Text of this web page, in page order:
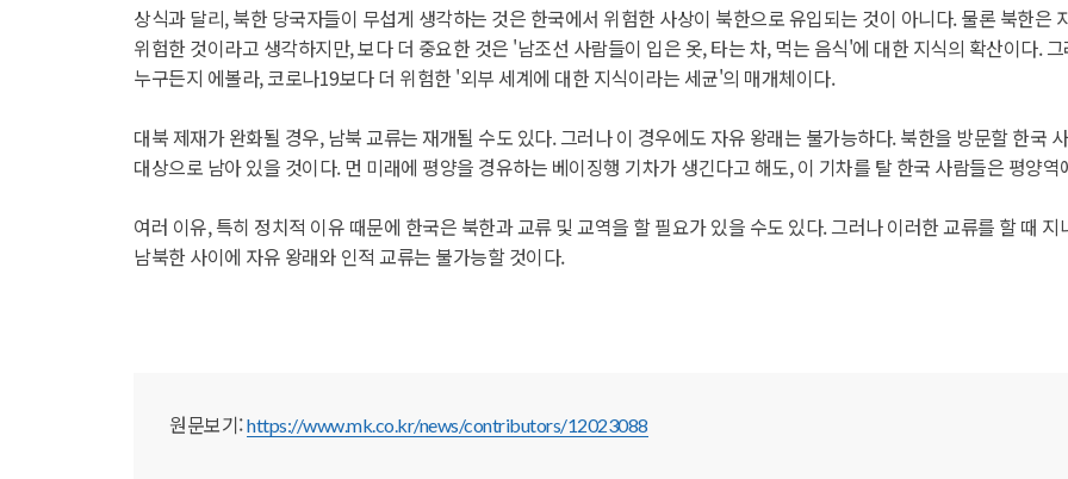
상식과 달리, 북한 당국자들이 무섭게 생각하는 것은 한국에서 위험한 사상이 북한으로 유입되는 것이 아니다. 물론 북한은
위험한 것이라고 생각하지만, 보다 더 중요한 것은 '남조선 사람들이 입은 옷, 타는 차, 먹는 음식'에 대한 지식의 확산이다.
누구든지 에볼라, 코로나19보다 더 위험한 '외부 세계에 대한 지식이라는 세균'의 매개체이다.
대북 제재가 완화될 경우, 남북 교류는 재개될 수도 있다. 그러나 이 경우에도 자유 왕래는 불가능하다. 북한을 방문할 한국
대상으로 남아 있을 것이다. 먼 미래에 평양을 경유하는 베이징행 기차가 생긴다고 해도, 이 기차를 탈 한국 사람들은 평양
여러 이유, 특히 정치적 이유 때문에 한국은 북한과 교류 및 교역을 할 필요가 있을 수도 있다. 그러나 이러한 교류를 할 때
남북한 사이에 자유 왕래와 인적 교류는 불가능할 것이다.
원문보기:https://www.mk.co.kr/news/contributors/12023088